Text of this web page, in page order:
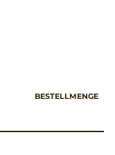
BESTELLMENGE